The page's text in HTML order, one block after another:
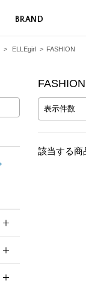
BRAND
> ELLEgirl > FASHION
FASHION
表示件数
該当する商